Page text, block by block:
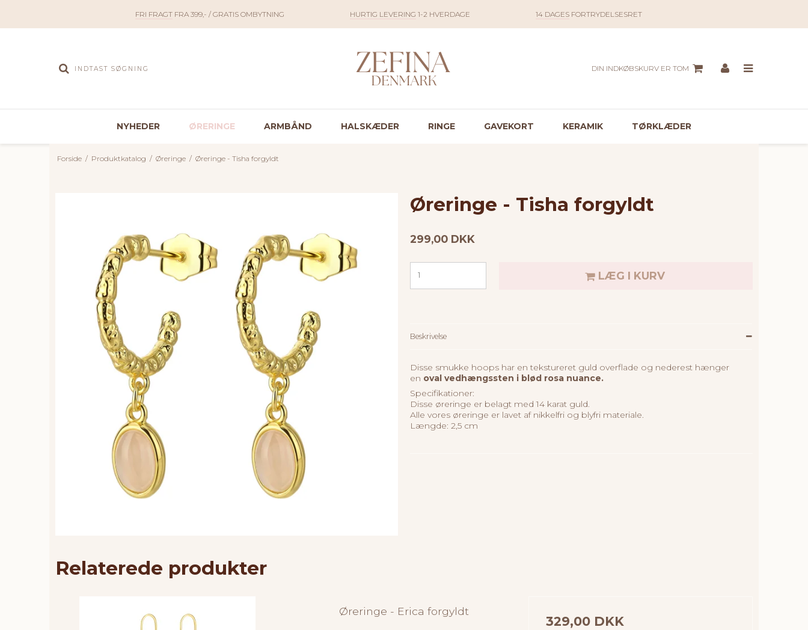
FRI FRAGTFRA 399,- / GRATIS OMBYTNING HURTIG LEVERING 1-2 HVERDAGE 14 DAGESFORTRYDELSESRET
DIN INDKØBSKURV ER TOM
NYHEDER ØRERINGE ARMBÅND HALSKÆDER RINGE GAVEKORT KERAMIK TØRKLÆDER
Forside / Produktkatalog / Øreringe / Øreringe - Tisha forgyldt
Øreringe - Tisha forgyldt
299,00 DKK
LÆG I KURV
Beskrivelse
Disse smukke hoops har en tekstureret guld overflade og nederest hænger
en oval vedhængssten i blød rosa nuance.
Specifikationer:
Disse øreringe er belagt med 14 karat guld.
Alle vores øreringe er lavet af nikkelfri og blyfri materiale.
Længde: 2,5 cm
Relaterede produkter
Øreringe - Erica forgyldt
329,00 DKK